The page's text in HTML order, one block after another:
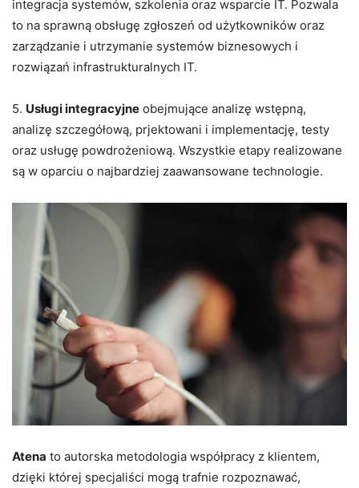
integracja systemów, szkolenia oraz wsparcie IT. Pozwala
to na sprawną obsługę zgłoszeń od użytkowników oraz
zarządzanie i utrzymanie systemów biznesowych i
rozwiązań infrastrukturalnych IT.
5. Usługi integracyjne obejmujące analizę wstępną,
analizę szczegółową, prjektowani i implementację, testy
oraz usługę powdrożeniową. Wszystkie etapy realizowane
są w oparciu o najbardziej zaawansowane technologie.
Atena to autorska metodologia współpracy z klientem,
dzięki której specjaliści mogą trafnie rozpoznawać,